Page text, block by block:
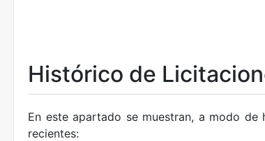
Mostrar/Ocultar
Histórico de
En este apartado se muestran, a modo
recientes: